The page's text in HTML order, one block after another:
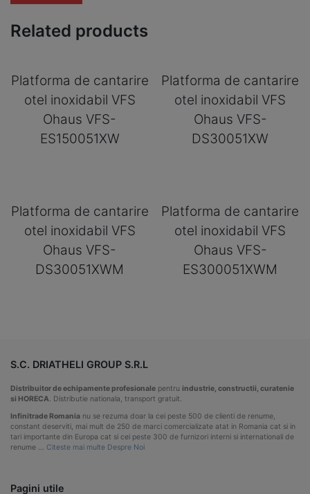
Related products
Platforma de cantarire
otel inoxidabil VFS
Ohaus VFS-
ES150051XW
Platforma de cantarire
otel inoxidabil VFS
Ohaus VFS-
DS30051XW
Platforma de cantarire
otel inoxidabil VFS
Ohaus VFS-
DS30051XWM
Platforma de cantarire
otel inoxidabil VFS
Ohaus VFS-
ES300051XWM
S.C. DRIATHELI GROUP S.R.L
Distribuitor de echipamente profesionale pentru industrie, constructii, curatenie
si HORECA . Distributie nationala, transport gratuit.
Infinitrade Romania nu se rezuma doar la cei peste 500 de clienti de renume,
constant deserviti, mai mult de 250 de marci comercializate atat in Romania cat si in
tari importante din Europa cat si cei peste 300 de furnizori interni si internationali de
renume … Citeste mai multe Despre Noi
Pagini utile